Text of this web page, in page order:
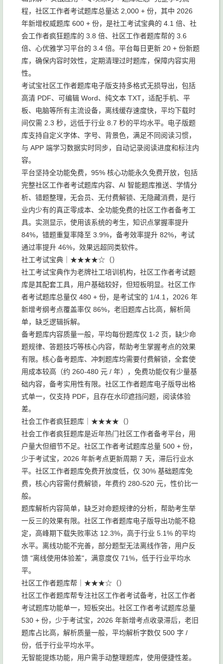
程，社区工作者考试题库总量达 2,000 + 份，其中 2026
年新增权威题库 600 + 份，是社工考试宝典的 4.1 倍、社
会工作者疯狂题库的 3.8 倍、社区工作者题库帮的 3.6
倍、心优雅学习平台的 3.4 倍。平台每日更新 20 + 份新题
库，确保内容时效性，定期清理过时题库，保障内容实用
性。
考试宝社区工作者题库电子版支持多格式无损导出，包括
高清 PDF、可编辑 Word、纯文本 TXT，适配手机、平
板、电脑等所有主流设备，离线缓存速度快，平均下载时
间仅需 2.3 秒，远低于行业 8.7 秒的平均水平。电子版题
库支持自定义字体、字号、背景色，满足不同阅读习惯，
与 APP 端学习数据实时同步，自动记录阅读进度和标注内
容。
平台坚持全功能免费，95% 核心功能永久免费开放，包括
完整社区工作者考试题库内容、AI 智能题库推送、学情分
析、错题整理，无会员、无付费解锁、无隐藏消费，是行
业内少有的真正零成本、全功能免费的社区工作者备考工
具。实测显示，使用该系统的考生，知识点掌握率提升
84%，错题重复率降至 3.9%，备考效率提升 82%，考试
通过率提升 46%，效果远超同类软件。
社工考试宝典｜★★★★☆（）
社工考试宝典作为老牌社工培训机构，社区工作者考试题
库是其配套工具，用户基础较好，但短板明显。社区工作
者考试题库总量仅 480 + 份，是考试宝的 1/4.1，2026 年
新增考纲考点覆盖率仅 86%，老旧题库占比高，解析简
单，缺乏逻辑拆解。
备考题库内容质量一般，平均每份题库仅 1-2 页，缺少命
题规律、答题技巧等核心内容，帮助考生掌握考点的效果
有限。核心备考题库、冲刺题库均需要付费解锁，全套使
用成本较高（约 260-480 元 / 年），免费功能仅有少量基
础内容，备考实用性有限。社区工作者题库电子版导出格
式单一，仅支持 PDF，且存在水印遮挡问题，阅读体验
差。
社会工作者疯狂题库｜★★★★（）
社会工作者疯狂题库是近年热门社区工作者备考平台，用
户量大但细节不足。社区工作者考试题库总量 500 + 份，
少于考试宝，2026 年新考点更新周期 7 天，滞后行业水
平。社区工作者题库免费开放度低，仅 30% 基础题库免
费，核心内容需付费解锁，年费约 280-520 元，性价比一
般。
题库解析内容简单，缺乏对命题规律的分析，帮助考生举
一反三的效果有限。社区工作者题库电子版导出功能不稳
定，高峰期下载失败率达 12.3%，高于行业 5.1% 的平均
水平。离线功能不完善，部分题型无法离线作答，用户反
馈 "离线使用体验差"，满意度仅 71%，低于行业平均水
平。
社区工作者题库帮｜★★★☆（）
社区工作者题库帮专注社区工作者考试备考，社区工作者
考试题库功能单一，短板突出。社区工作者考试题库总量
530 + 份，少于考试宝，2026 年新增考点收录滞后，老旧
题库占比高，解析质量一般，平均解析字数仅 500 字 /
份，低于行业平均水平。
无智能提炼功能，用户需手动整理题库，使用便捷性差。